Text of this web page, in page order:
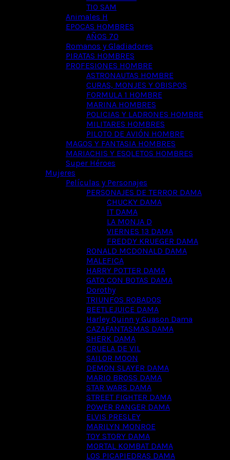
TIO SAM
Animales H
EPOCAS HOMBRES
AÑOS 70
Romanos y Gladiadores
PIRATAS HOMBRES
PROFESIONES HOMBRE
ASTRONAUTAS HOMBRE
CURAS, MONJES Y OBISPOS
FORMULA 1 HOMBRE
MARINA HOMBRES
POLICIAS Y LADRONES HOMBRE
MILITARES HOMBRES
PILOTO DE AVIÓN HOMBRE
MAGOS Y FANTASIA HOMBRES
MARIACHIS Y ESQLETOS HOMBRES
Super Héroes
Mujeres
Películas y Personajes
PERSONAJES DE TERROR DAMA
CHUCKY DAMA
IT DAMA
LA MONJA D
VIERNES 13 DAMA
FREDDY KRUEGER DAMA
RONALD MCDONALD DAMA
MALEFICA
HARRY POTTER DAMA
GATO CON BOTAS DAMA
Dorothy
TRIUNFOS ROBADOS
BEETLEJUICE DAMA
Harley Quinn y Guason Dama
CAZAFANTASMAS DAMA
SHERK DAMA
CRUELA DE VIL
SAILOR MOON
DEMON SLAYER DAMA
MARIO BROSS DAMA
STAR WARS DAMA
STREET FIGHTER DAMA
POWER RANGER DAMA
ELVIS PRESLEY
MARILYN MONROE
TOY STORY DAMA
MORTAL KOMBAT DAMA
LOS PICAPIEDRAS DAMA